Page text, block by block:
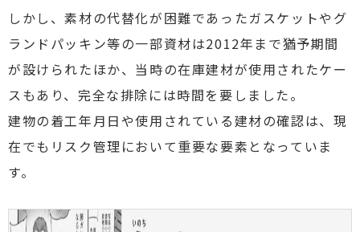
しかし、素材の代替化が困難であったガスケットやグ
ランドパッキン等の一部資材は2012年まで猶予期間
が設けられたほか、当時の在庫建材が使用されたケー
スもあり、完全な排除には時間を要しました。
建物の着工年月日や使用されている建材の確認は、現
在でもリスク管理において重要な要素となっていま
す。